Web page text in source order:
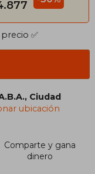
✅
Ciudad
ubicación
Comparte y gana
dinero